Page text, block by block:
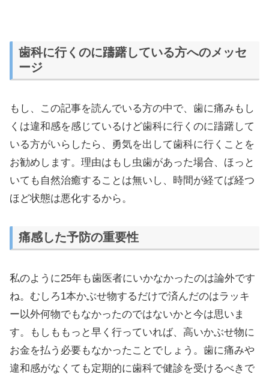
歯科に行くのに躊躇している方へのメッセ
ージ
もし、この記事を読んでいる方の中で、歯に痛みもし
くは違和感を感じているけど歯科に行くのに躊躇して
いる方がいらしたら、勇気を出して歯科に行くことを
お勧めします。理由はもし虫歯があった場合、ほっと
いても自然治癒することは無いし、時間が経てば経つ
ほど状態は悪化するから。
痛感した予防の重要性
私のように25年も歯医者にいかなかったのは論外です
ね。むしろ1本かぶせ物するだけで済んだのはラッキ
ー以外何物でもなかったのではないかと今は思いま
す。もしももっと早く行っていれば、高いかぶせ物に
お金を払う必要もなかったことでしょう。歯に痛みや
違和感がなくても定期的に歯科で健診を受けるべきで